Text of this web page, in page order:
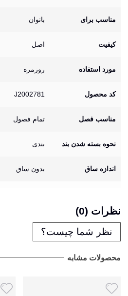
مناسب برای بانوان
کیفیت اصل
مورد استفاده روزمره
کد محصول J2002781
مناسب فصل تمام فصول
نحوه بسته شدن بند بندی
اندازه ساق بدون ساق
نظرات (0)
نظر شما چیست؟
محصولات مشابه